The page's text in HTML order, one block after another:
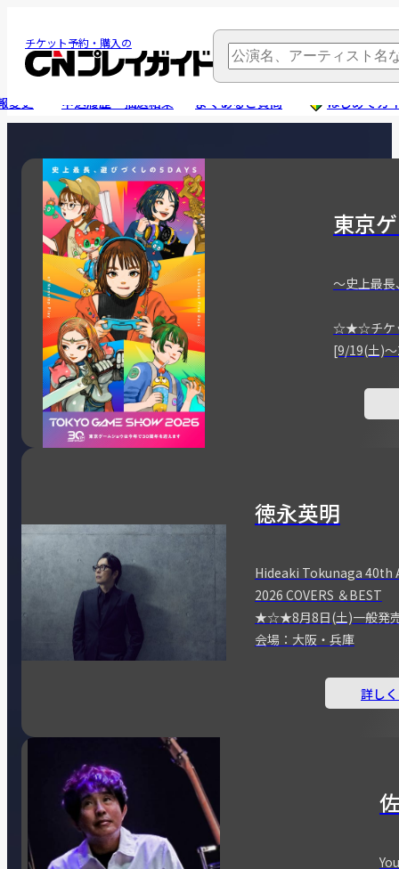
チケット予約・購入の
変更 申込履歴・抽選結果 よくあるご質問 はじめてガ
東京
～史上最長
☆★☆チケ
[9/19(土)
徳永英明
Hideaki Tokunaga 40th
2026 COVERS ＆BEST
★☆★8月8日(土)一般
会場：大阪・兵庫
詳し